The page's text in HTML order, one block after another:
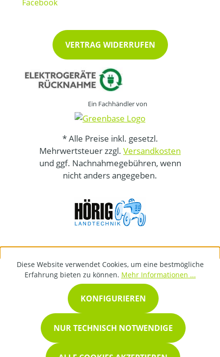
VERTRAG WIDERRUFEN
Ein Fachhändler von
* Alle Preise inkl. gesetzl.
Mehrwertsteuer zzgl. Versandkosten
und ggf. Nachnahmegebühren, wenn
nicht anders angegeben.
Diese Website verwendet Cookies, um eine bestmögliche
Erfahrung bieten zu können. Mehr Informationen ...
NUR TECHNISCH NOTWENDIGE
KONFIGURIEREN